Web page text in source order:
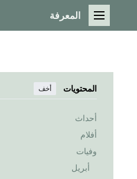
القائمة الرئيسية
المعرفة
المحتويات أخف
أحداث
أفلام
وفيات
أبريل